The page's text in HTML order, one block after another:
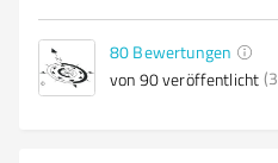
80 Bewertungen
von 90 veröffentlicht